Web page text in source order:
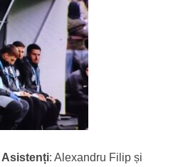
Asistenți: Alexandru Filip și